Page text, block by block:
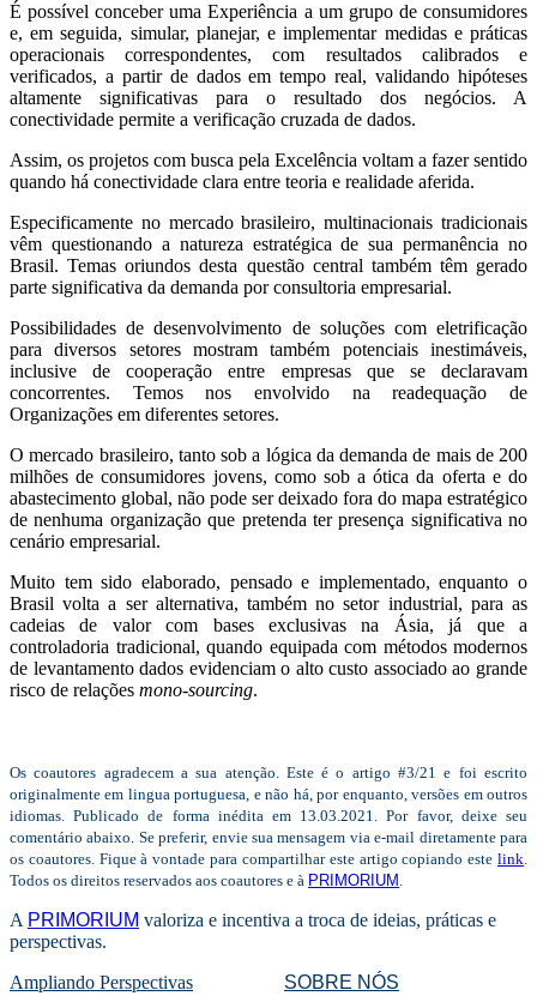
É possível conceber uma Experiência a um grupo de consumidores
e, em seguida, simular, planejar, e implementar medidas e práticas
operacionais correspondentes, com resultados calibrados e
verificados, a partir de dados em tempo real, validando hipóteses
altamente significativas para o resultado dos negócios. A
conectividade permite a verificação cruzada de dados.
Assim, os projetos com busca pela Excelência voltam a fazer sentido
quando há conectividade clara entre teoria e realidade aferida.
Especificamente no mercado brasileiro, multinacionais tradicionais
vêm questionando a natureza estratégica de sua permanência no
Brasil. Temas oriundos desta questão central também têm gerado
parte significativa da demanda por consultoria empresarial.
Possibilidades de desenvolvimento de soluções com eletrificação
para diversos setores mostram também potenciais inestimáveis,
inclusive de cooperação entre empresas que se declaravam
concorrentes. Temos nos envolvido na readequação de
Organizações em diferentes setores.
O mercado brasileiro, tanto sob a lógica da demanda de mais de 200
milhões de consumidores jovens, como sob a ótica da oferta e do
abastecimento global, não pode ser deixado fora do mapa estratégico
de nenhuma organização que pretenda ter presença significativa no
cenário empresarial.
Muito tem sido elaborado, pensado e implementado, enquanto o
Brasil volta a ser alternativa, também no setor industrial, para as
cadeias de valor com bases exclusivas na Ásia, já que a
controladoria tradicional, quando equipada com métodos modernos
de levantamento dados evidenciam o alto custo associado ao grande
risco de relações mono-sourcing.
Os coautores agradecem a sua atenção.Este é o artigo #3/21 e foi escrito
originalmente em lingua portuguesa, e não há, por enquanto, versões em outros
idiomas. Publicado de forma inédita em 13.03.2021. Por favor, deixe seu
comentário abaixo. Se preferir, envie sua mensagem via e-mail diretamente para
os coautores. Fique à vontade para compartilhar este artigo copiando este link.
Todos os direitos reservados aos coautores e à PRIMORIUM .
A PRIMORIUM valoriza e incentiva a troca de ideias, práticas e
perspectivas.
Ampliando Perspectivas
SOBRE NÓS